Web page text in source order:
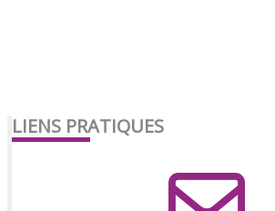
LIENS PRATIQUES